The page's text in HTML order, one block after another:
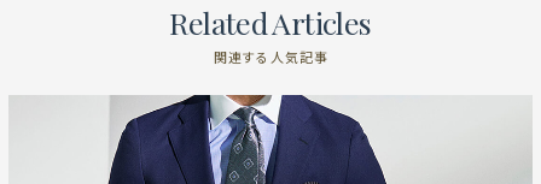
Related Articles
関連する人気記事